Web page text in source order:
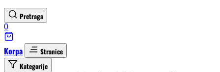
Pretraga
0
Korpa
Stranice
Kategorije